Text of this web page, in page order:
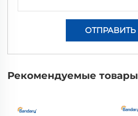
ОТПРАВИТЬ
Рекомендуемые товары